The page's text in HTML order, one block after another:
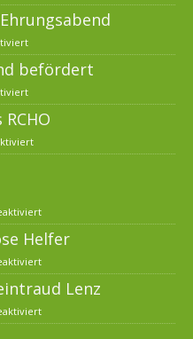
befördert
Helfer
Lenz